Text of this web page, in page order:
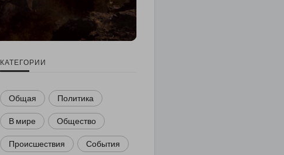
КАТЕГОРИИ
Общая Политика
В мире Общество
Происшествия События